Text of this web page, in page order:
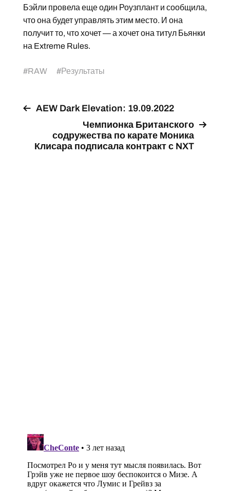
Бэйли провела еще один Роузплант и сообщила,
что она будет управлять этим место. И она
получит то, что хочет — а хочет она титул Бьянки
на Extreme Rules.
#RAW #Результаты
AEW Dark Elevation: 19.09.2022
Чемпионка Британского
содружества по карате Моника
Клисара подписала контракт с NXT